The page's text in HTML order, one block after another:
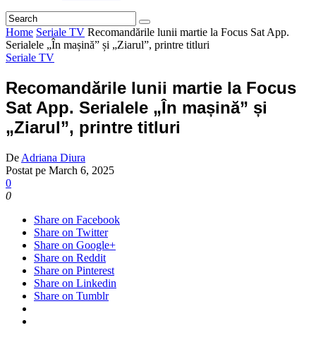
Home Seriale TV Recomandările lunii martie la Focus Sat App.
Serialele „În mașină” și „Ziarul”, printre titluri
Seriale TV
Recomandările lunii martie la Focus
Sat App. Serialele „În mașină” și
„Ziarul”, printre titluri
De Adriana Diura
Postat pe March 6, 2025
0
0
Share on Facebook
Share on Twitter
Share on Google+
Share on Reddit
Share on Pinterest
Share on Linkedin
Share on Tumblr